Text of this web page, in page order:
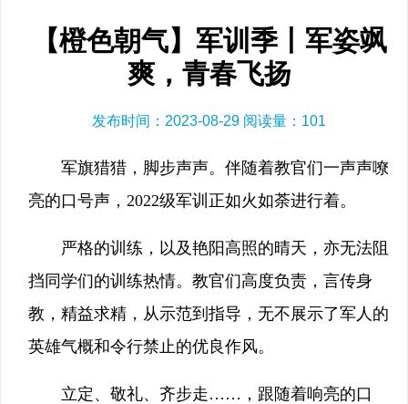
【橙色朝气】军训季丨军姿飒
爽，青春飞扬
发布时间：2023-08-29 阅读量： 101
军旗猎猎，脚步声声。伴随着教官们一声声嘹
亮的口号声，2022级军训正如火如荼进行着。
严格的训练，以及艳阳高照的晴天，亦无法阻
挡同学们的训练热情。教官们高度负责，言传身
教，精益求精，从示范到指导，无不展示了军人的
英雄气概和令行禁止的优良作风。
立定、敬礼、齐步走……，跟随着响亮的口